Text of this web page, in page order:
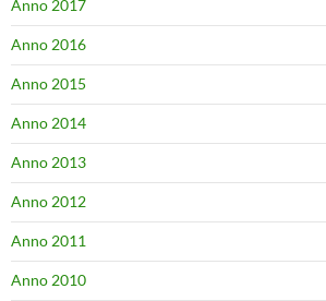
Anno 2017
Anno 2016
Anno 2015
Anno 2014
Anno 2013
Anno 2012
Anno 2011
Anno 2010